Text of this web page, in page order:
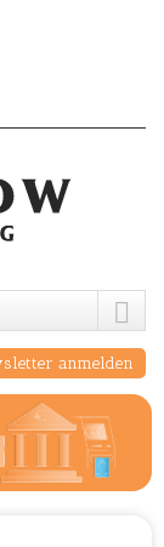
anmelden